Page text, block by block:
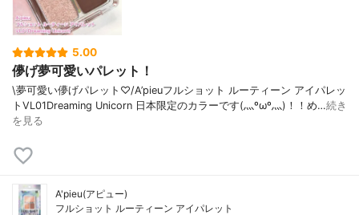
5.00
儚げ夢可愛いパレット！
\夢可愛い儚げパレット♡/A’pieuフルショット ルーティーン アイパレッ
トVL01Dreaming Unicorn 日本限定のカラーです(灬ºωº灬)！！め…続き
を見る
A'pieu(アピュー)
フルショット ルーティーン アイパレット